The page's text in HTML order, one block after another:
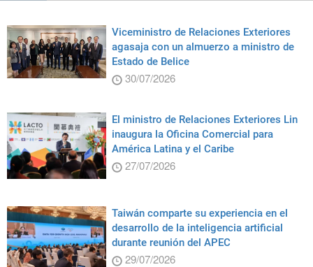
Viceministro de Relaciones Exteriores
agasaja con un almuerzo a ministro de
Estado de Belice
30/07/2026
El ministro de Relaciones Exteriores Lin
inaugura la Oficina Comercial para
América Latina y el Caribe
27/07/2026
Taiwán comparte su experiencia en el
desarrollo de la inteligencia artificial
durante reunión del APEC
29/07/2026